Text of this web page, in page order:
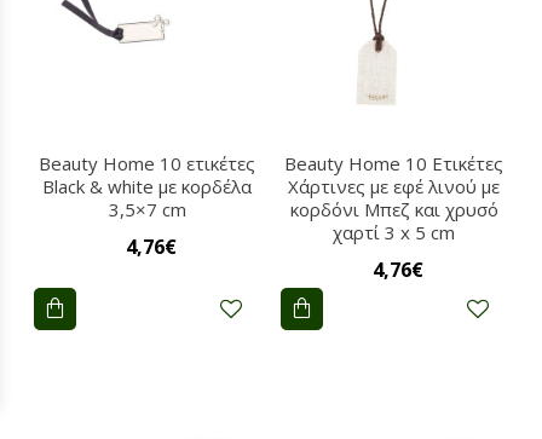
Beauty Home 10 ετικέτες
Black & white με κορδέλα
3,5×7 cm
4,76€
Beauty Home 10 Ετικέτες
Χάρτινες με εφέ λινού με
κορδόνι Μπεζ και χρυσό
χαρτί 3 x 5 cm
4,76€